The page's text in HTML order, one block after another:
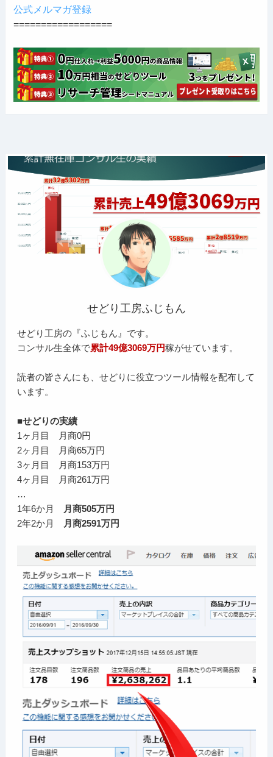
公式メルマガ登録
==================
せどり工房ふじもん
せどり工房の『ふじもん』です。
コンサル生全体で累計49億3069万円稼がせています。
読者の皆さんにも、せどりに役立つツール情報を配布して
います。
■せどりの実績
1ヶ月目 月商0円
2ヶ月目 月商65万円
3ヶ月目 月商153万円
4ヶ月目 月商261万円
…
1年6か月
月商505万円
2年2か月
月商2591万円